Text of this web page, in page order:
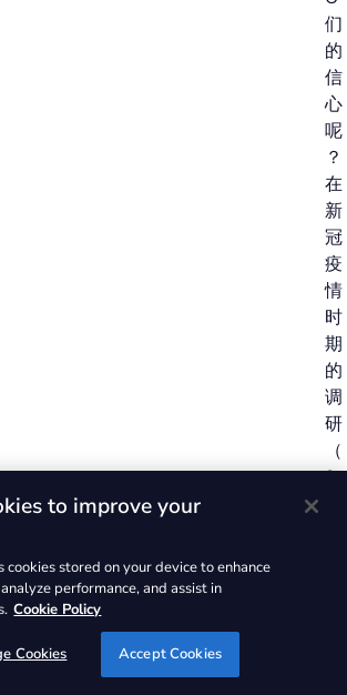
们
的
信
心
呢
？
在
新
冠
疫
情
时
期
的
调
研
（
2
to improve your
cookies stored on your device to enhance
performance, and assist in
Cookie Policy
Cookies Accept Cookies